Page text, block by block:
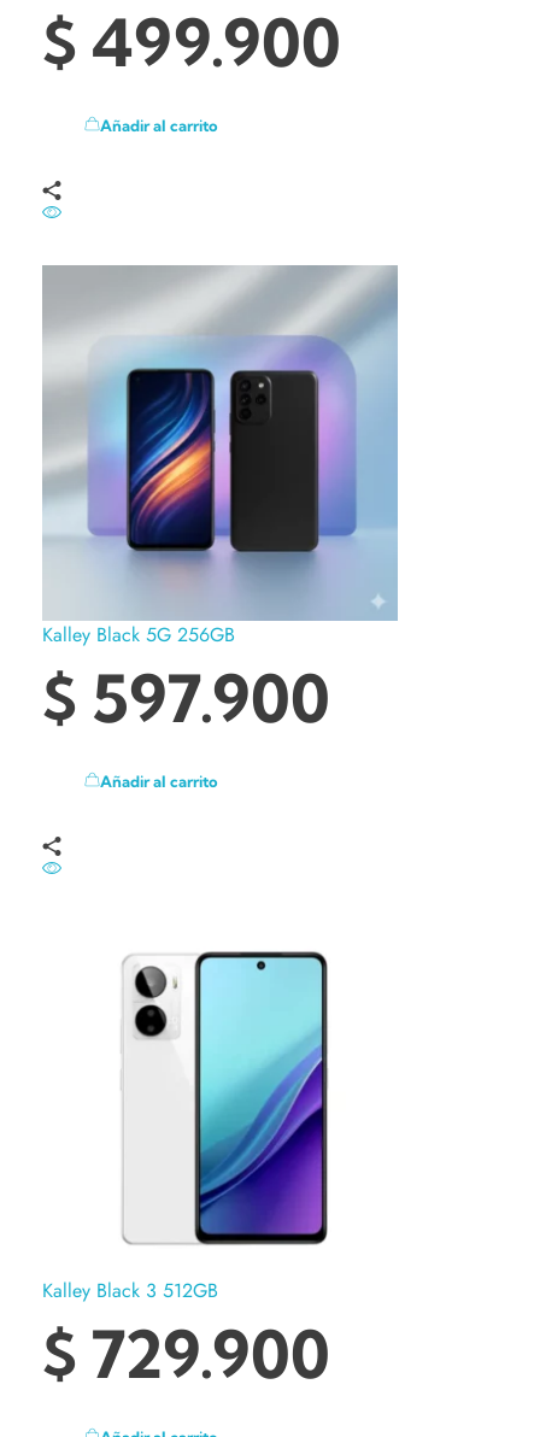
$ 499.900
Añadir al carrito
Kalley Black 5G 256GB
$ 597.900
Añadir al carrito
Kalley Black 3 512GB
$ 729.900